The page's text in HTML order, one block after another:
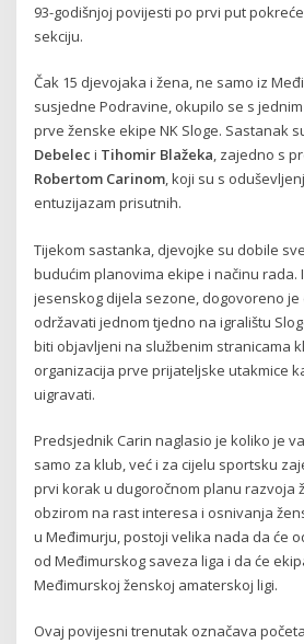
93-godišnjoj povijesti po prvi put
sekciju.
Čak 15 djevojaka i žena, ne samo iz
susjedne Podravine, okupilo se s
prve ženske ekipe NK Sloge. Sastanak
Debelec i Tihomir Blažeka, zajedno s
Robertom Carinom, koji su s
entuzijazam prisutnih.
Tijekom sastanka, djevojke su dobile
budućim planovima ekipe i načinu rada.
jesenskog dijela sezone, dogovoreno je
održavati jednom tjedno na igralištu
biti objavljeni na službenim stranicama
organizacija prve prijateljske utakmice
uigravati.
Predsjednik Carin naglasio je koliko je
samo za klub, već i za cijelu sportsku
prvi korak u dugoročnom planu razvoja
obzirom na rast interesa i osnivanja
u Međimurju, postoji velika nada da će
od Međimurskog saveza liga i da će
Međimurskoj ženskoj amaterskoj ligi.
Ovaj povijesni trenutak označava